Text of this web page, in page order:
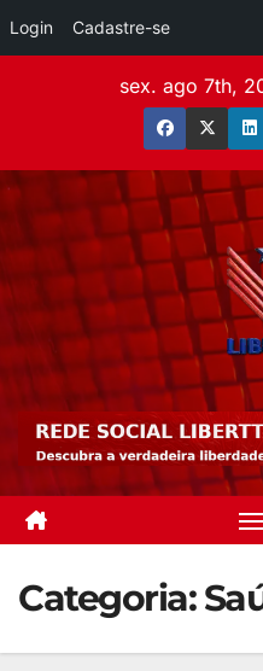
Login Cadastre-se
sex. ago 7th,
Categoria: